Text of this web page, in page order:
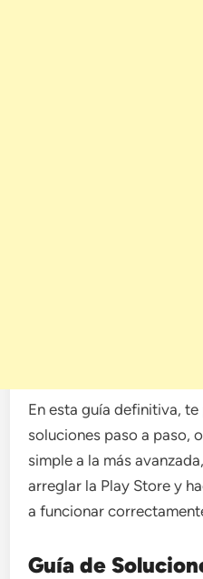
En esta guía definitiva,
soluciones paso a paso,
simple a la más
arreglar la Play Store y
a funcionar
Guía de